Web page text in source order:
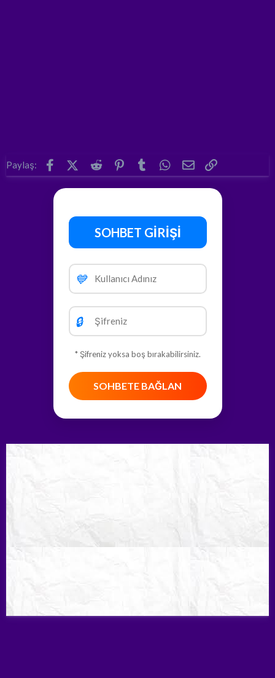
Paylaş: FacebookX (Twitter)
Reddit Pinterest
Tumblr WhatsApp
E-posta
SOHBET GİRİŞİ
💙
🔒
* Şifreniz yoksa boş bırakabilirsiniz.
SOHBETE BAĞLAN